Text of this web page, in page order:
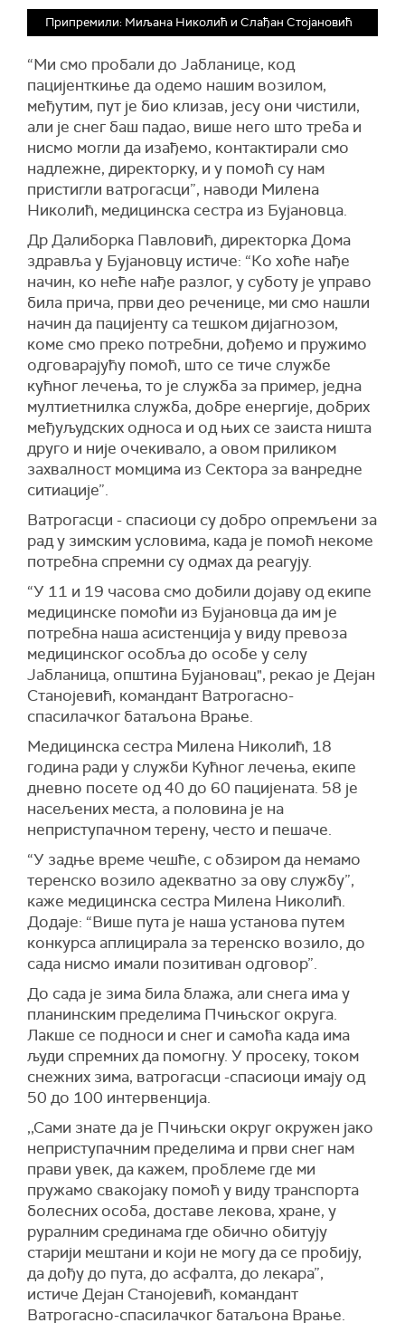
Припремили: Миљана Николић и Слађан Стојановић
“Ми смо пробали до Јабланице, код
пацијенткиње да одемо нашим возилом,
међутим, пут је био клизав, јесу они чистили,
али је снег баш падао, више него што треба и
нисмо могли да изађемо, контактирали смо
надлежне, директорку, и у помоћ су нам
пристигли ватрогасци”, наводи Милена
Николић, медицинска сестра из Бујановца.
Др Далиборка Павловић, директорка Дома
здравља у Бујановцу истиче: “Ко хоће нађе
начин, ко неће нађе разлог, у суботу је управо
била прича, први део реченице, ми смо нашли
начин да пацијенту са тешком дијагнозом,
коме смо преко потребни, дођемо и пружимо
одговарајућу помоћ, што се тиче службе
кућног лечења, то је служба за пример, једна
мултиетнилка служба, добре енергије, добрих
међуљудских односа и од њих се заиста ништа
друго и није очекивало, а овом приликом
захвалност момцима из Сектора за ванредне
ситиације”.
Ватрогасци - спасиоци су добро опремљени за
рад у зимским условима, када је помоћ некоме
потребна спремни су одмах да реагују.
“У 11 и 19 часова смо добили дојаву од екипе
медицинске помоћи из Бујановца да им је
потребна нaша асистенција у виду превоза
медицинског особља до особе у селу
Јабланица, општина Бујановац", рекао је Дејан
Станојевић, командант Ватрогасно-
спасилачког батаљона Врање.
Медицинска сестра Милена Николић, 18
година ради у служби Кућног лечења, екипе
дневно посете од 40 до 60 пацијената. 58 је
насељених места, а половина је на
неприступачном терену, често и пешаче.
“У задње време чешће, с обзиром да немамо
теренско возило адекватно за ову службу”,
каже медицинска сестра Милена Николић.
Додаје: “Више пута је наша установа путем
конкурса аплицирала за теренско возило, до
сада нисмо имали позитиван одговор”.
До сада је зима била блажа, али снега има у
планинским пределима Пчињског округа.
Лакше се подноси и снег и самоћа када има
људи спремних да помогну. У просеку, током
снежних зима, ватрогасци -спасиоци имају од
50 до 100 интервенција.
‚‚Сами знате да је Пчињски округ окружен јако
неприступачним пределима и први снег нам
прави увек, да кажем, проблеме где ми
пружамо свакојаку помоћ у виду транспорта
болесних особа, доставе лекова, хране, у
руралним срединама где обично обитују
старији мештани и који не могу да се пробију,
да дођу до пута, до асфалта, до лекара”,
истиче Дејан Станојевић, командант
Ватрогасно-спасилачког батаљона Врање.